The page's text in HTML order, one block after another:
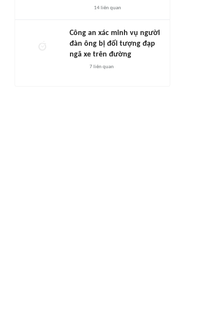
14 liên quan
Công an xác minh vụ người
đàn ông bị đối tượng đạp
ngã xe trên đường
7 liên quan